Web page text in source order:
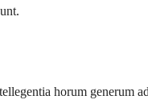
horum generum